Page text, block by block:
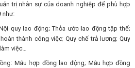
trị nhân sự của doanh nghiệp để phù hợp
như:
quy lao động; Thỏa ước lao động tập thể;
thành công việc; Quy chế trả lương; Quy
việc…
Mẫu hợp đồng lao động; Mẫu hợp đồng